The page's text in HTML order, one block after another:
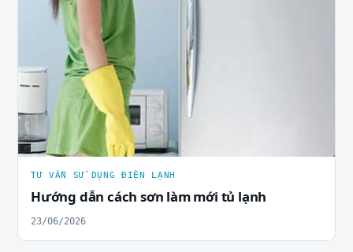
TƯ VẤN SỬ DỤNG ĐIỆN LẠNH
Hướng dẫn cách sơn làm mới tủ lạnh
23/06/2026